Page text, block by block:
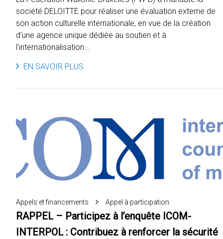
société DELOITTE pour réaliser une évaluation externe de
son action culturelle internationale, en vue de la création
d’une agence unique dédiée au soutien et à
l’internationalisation...
EN SAVOIR PLUS
Appels et financements Appel à participation
RAPPEL – Participez à l’enquête ICOM-
INTERPOL : Contribuez à renforcer la sécurité